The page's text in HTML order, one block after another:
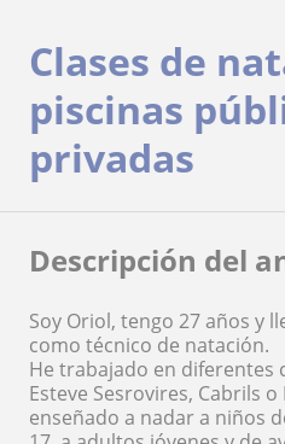
Clases de
piscinas
privadas
Descripción del
Soy Oriol, tengo 27 años y
como técnico de natación.
He trabajado en diferentes
Esteve Sesrovires, Cabrils
enseñado a nadar a niños